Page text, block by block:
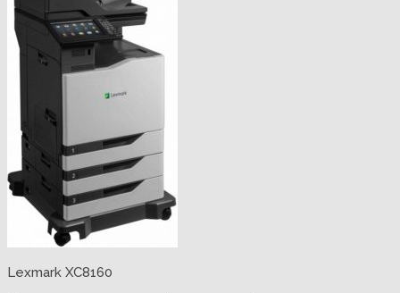
Lexmark XC8160